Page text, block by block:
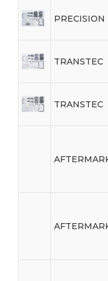
PRECISION
TRANSTEC
TRANSTEC